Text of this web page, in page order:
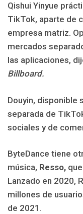
Qishui Yinyue
TikTok, aparte de
empresa matriz.
mercados
las aplicaciones,
Billboard.
Douyin, disponible
separada de
sociales y de
ByteDance tiene
música, Resso,
Lanzado en 2020,
millones de
de 2021.